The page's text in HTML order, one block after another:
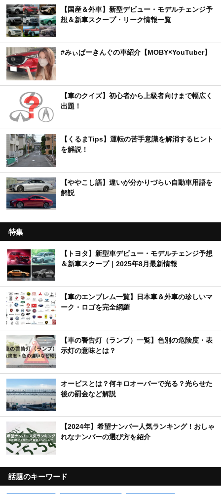
【国産＆外車】新型デビュー・モデルチェンジ予
想＆新車スクープ・リーク情報一覧
#みぃぱーきんぐの車紹介【MOBY×YouTuber】
【車のクイズ】初心者から上級者向けまで幅広く
出題！
【くるまTips】運転の苦手意識を解消するヒント
を解説！
【ややこし語】違いが分かりづらい自動車用語を
解説
特集
【トヨタ】新型車デビュー・モデルチェンジ予想
＆新車スクープ｜2025年8月最新情報
【車のエンブレム一覧】日本車＆外車の珍しいマ
ーク・ロゴを完全網羅
【車の警告灯（ランプ）一覧】色別の危険度・表
示灯の意味とは？
オービスとは？何キロオーバーで光る？光らせた
後の罰金など解説
【2024年】希望ナンバー人気ランキング！おしゃ
れなナンバーの選び方を紹介
話題のキーワード